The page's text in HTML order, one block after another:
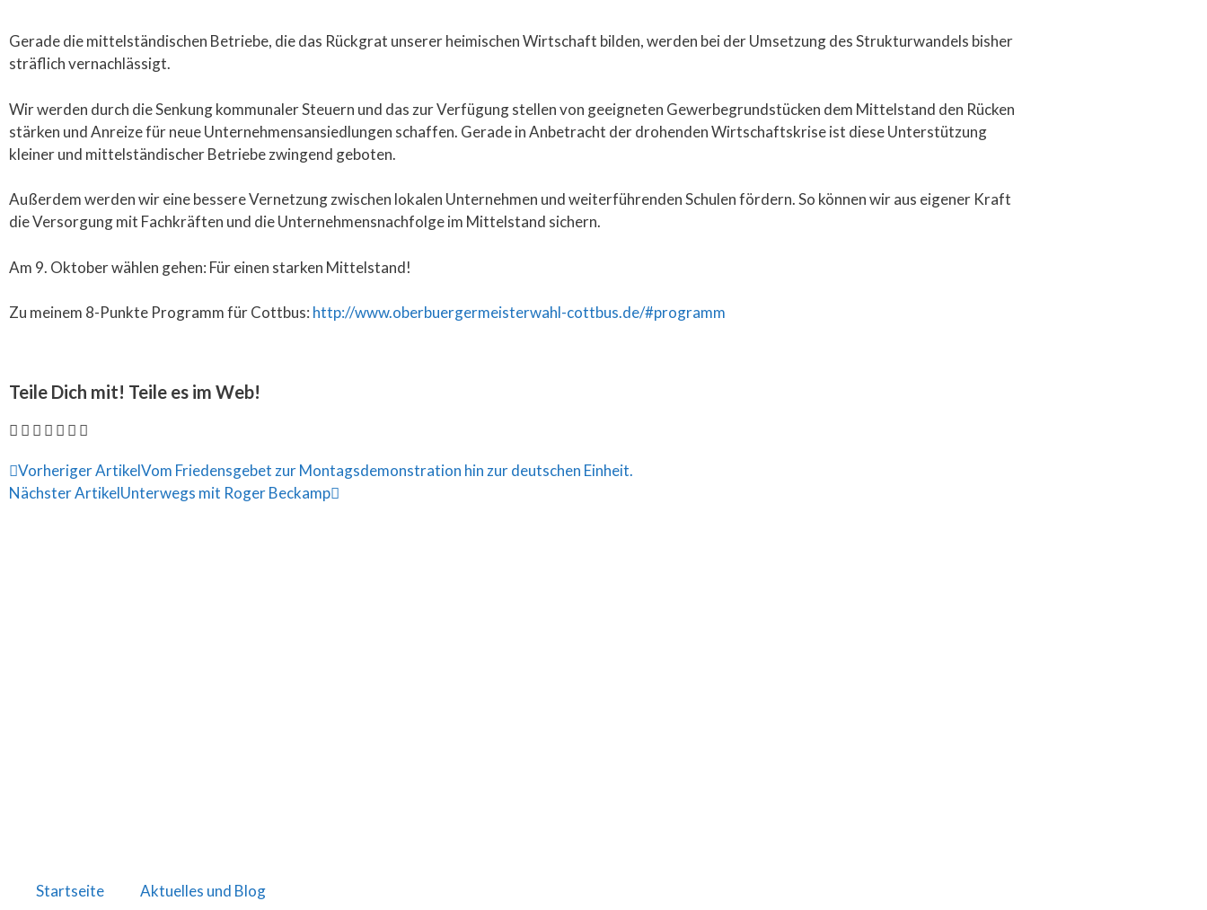
Gerade die mittelständischen Betriebe, die das Rückgrat unserer heimischen Wirtschaft bilden, werden bei der Umsetzung des Strukturwandels bisher
sträflich vernachlässigt.
Wir werden durch die Senkung kommunaler Steuern und das zur Verfügung stellen von geeigneten Gewerbegrundstücken dem Mittelstand den Rücken
stärken und Anreize für neue Unternehmensansiedlungen schaffen. Gerade in Anbetracht der drohenden Wirtschaftskrise ist diese Unterstützung
kleiner und mittelständischer Betriebe zwingend geboten.
Außerdem werden wir eine bessere Vernetzung zwischen lokalen Unternehmen und weiterführenden Schulen fördern. So können wir aus eigener Kraft
die Versorgung mit Fachkräften und die Unternehmensnachfolge im Mittelstand sichern.
Am 9. Oktober wählen gehen: Für einen starken Mittelstand!
Zu meinem 8-Punkte Programm für Cottbus: http://www.oberbuergermeisterwahl-cottbus.de/#programm
Teile Dich mit! Teile es im Web!
Vorheriger ArtikelVom Friedensgebet zur Montagsdemonstration hin zur deutschen Einheit.
Nächster ArtikelUnterwegs mit Roger Beckamp
Startseite Aktuelles und Blog